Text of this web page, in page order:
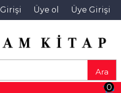
Üye ol Üye Girişi
Ara
0